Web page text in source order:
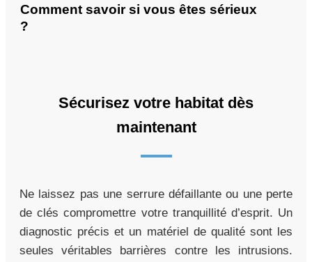
Comment savoir si vous êtes sérieux
?
Sécurisez votre habitat dès
maintenant
Ne laissez pas une serrure défaillante ou une perte
de clés compromettre votre tranquillité d’esprit. Un
diagnostic précis et un matériel de qualité sont les
seules véritables barrières contre les intrusions.